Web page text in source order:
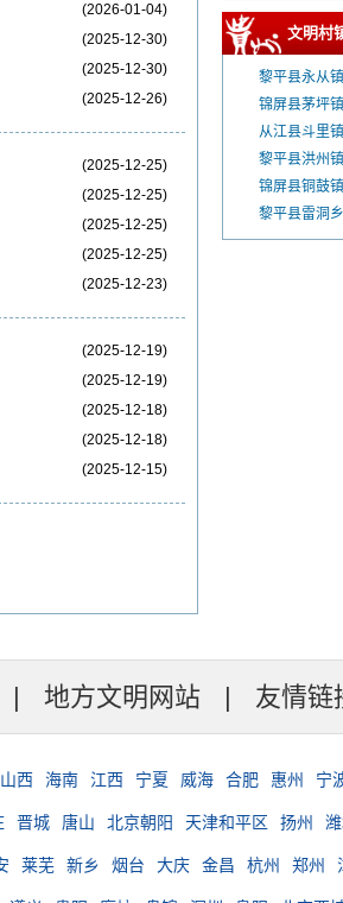
(2026-01-04)
(2025-12-30)
(2025-12-30)
(2025-12-26)
(2025-12-25)
(2025-12-25)
(2025-12-25)
(2025-12-25)
(2025-12-23)
(2025-12-19)
(2025-12-19)
(2025-12-18)
(2025-12-18)
(2025-12-15)
文明村
黎平县永从
锦屏县茅坪
动能
从江县斗里
课
黎平县洪州
锦屏县铜鼓
黎平县雷洞
| 地方文明网站 | 友情链
山西 海南 江西 宁夏 威海 合肥 惠州 宁
晋城 唐山 北京朝阳 天津和平区 扬州
莱芜 新乡 烟台 大庆 金昌 杭州 郑州